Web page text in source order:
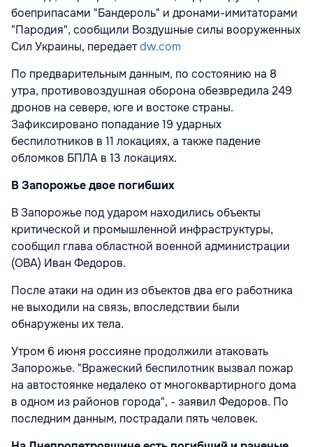
боеприпасами "Бандероль" и дронами-имитаторами
"Пародия", сообщили Воздушные силы вооруженных
Сил Украины, передаетdw.com
По предварительным данным, по состоянию на 8
утра, противовоздушная оборона обезвредила 249
дронов на севере, юге и востоке страны.
Зафиксировано попадание 19 ударных
беспилотников в 11 локациях, а также падение
обломков БПЛА в 13 локациях.
В Запорожье двое погибших
В Запорожье под ударом находились объекты
критической и промышленной инфраструктуры,
сообщил глава областной военной администрации
(ОВА) Иван Федоров.
После атаки на один из объектов два его работника
не выходили на связь, впоследствии были
обнаружены их тела.
Утром 6 июня россияне продолжили атаковать
Запорожье. "Вражеский беспилотник вызвал пожар
на автостоянке недалеко от многоквартирного дома
в одном из районов города", - заявил Федоров. По
последним данным, пострадали пять человек.